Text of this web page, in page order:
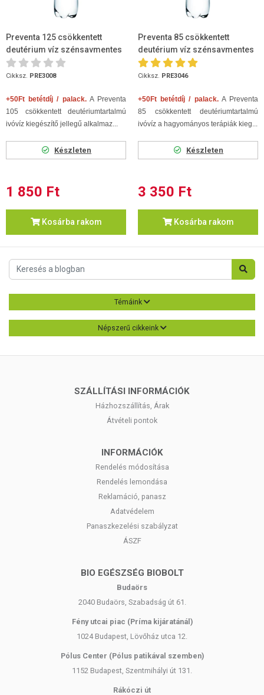
Preventa 125 csökkentett
deutérium víz szénsavmentes
1,5l
Cikksz. PRE3008
+50Ft betétdíj / palack.A Preventa
105 csökkentett deutériumtartalmú
ivóvíz kiegészítő jellegű alkalmaz...
Készleten
1 850 Ft
Kosárba rakom
Preventa 85 csökkentett
deutérium víz szénsavmentes
1,5l
Cikksz. PRE3046
+50Ft betétdíj / palack.A Preventa
85 csökkentett deutériumtartalmú
ivóvíz a hagyományos terápiák kieg...
Készleten
3 350 Ft
Kosárba rakom
Témáink
Népszerű cikkeink
SZÁLLÍTÁSI INFORMÁCIÓK
Házhozszállítás, Árak
Átvételi pontok
INFORMÁCIÓK
Rendelés módosítása
Rendelés lemondása
Reklamáció, panasz
Adatvédelem
Panaszkezelési szabályzat
ÁSZF
BIO EGÉSZSÉG BIOBOLT
Budaörs
2040 Budaörs, Szabadság út 61.
Fény utcai piac (Príma kijáratánál)
1024 Budapest, Lövőház utca 12.
Pólus Center (Pólus patikával szemben)
1152 Budapest, Szentmihályi út 131.
Rákóczi út